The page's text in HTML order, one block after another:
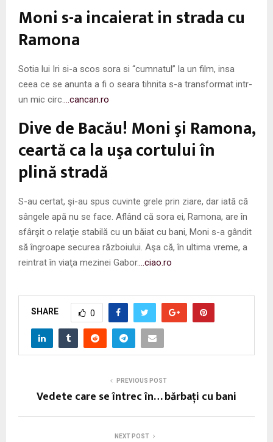
N
U
Moni s-a incaierat in strada cu
Ramona
Sotia lui Iri si-a scos sora si “cumnatul” la un film, insa
ceea ce se anunta a fi o seara tihnita s-a transformat intr-
un mic circ.
…cancan.ro
Dive de Bacău! Moni şi Ramona,
ceartă ca la uşa cortului în
plină stradă
S-au certat, şi-au spus cuvinte grele prin ziare, dar iată că
sângele apă nu se face. Aflând că sora ei, Ramona, are în
sfârşit o relaţie stabilă cu un băiat cu bani, Moni s-a gândit
să îngroape securea războiului. Aşa că, în ultima vreme, a
reintrat în viaţa mezinei Gabor.
…ciao.ro
SHARE 0
PREVIOUS POST
Vedete care se întrec în… bărbaţi cu bani
NEXT POST